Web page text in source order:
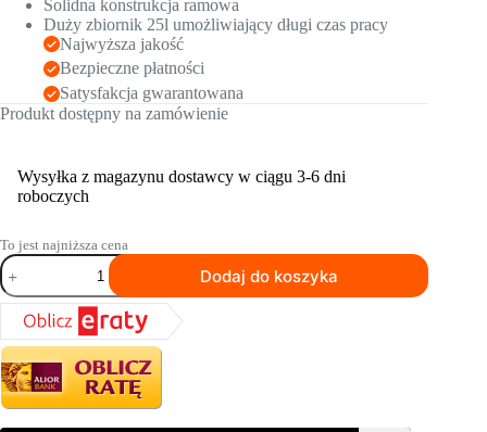
Solidna konstrukcja ramowa
Duży zbiornik 25l umożliwiający długi czas pracy
Najwyższa jakość
Bezpieczne płatności
Satysfakcja gwarantowana
Produkt dostępny na zamówienie
Wysyłka z magazynu dostawcy w ciągu 3-6 dni
roboczych
To jest najniższa cena
ilość
Przenośny
agregat
prądotwórczy
WACKER
NEUSON
GS7000Gi
Dodaj do koszyka